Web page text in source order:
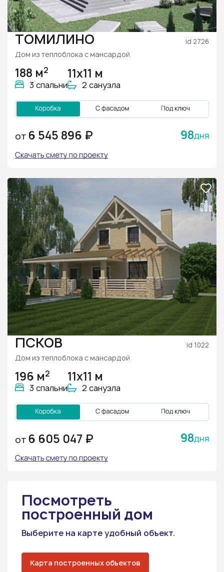
ТОМИЛИНО id 2726
Дом из теплоблока с мансардой
188 м2
3 спальни
11х11 м
2 санузла
ОТ 6 545 896 ₽ 98
ПСКОВ id 1022
Дом из теплоблока с мансардой
196 м2
3 спальни
11х11 м
2 санузла
ОТ 6 605 047 ₽ 98
Посмотреть
построенный дом
Выберите на карте удобный объект.
Карта построенных объектов